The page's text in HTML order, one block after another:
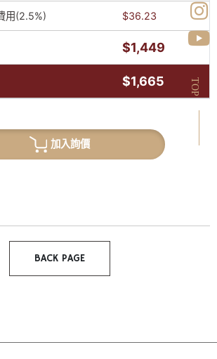
用(2.5%) $36.23
$1,449
$1,665
加入詢價
BACK PAGE
TOP